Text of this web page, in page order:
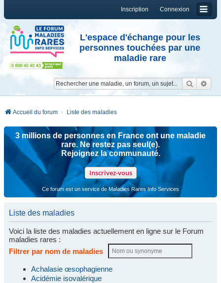
Connexion
Inscription
L'espace d'échange pour les
personnes touchées par une
maladie rare
Accueil du forum Liste des maladies
3 millions de personnes en France ont une maladie
rare. Ne restez pas seul(e).
Rejoignez la communauté.
Inscrivez-vous
Ce forum est un service de Maladies Rares Info Services
Liste des maladies
Voici la liste des maladies actuellement en ligne sur le Forum
maladies rares :
Filtrer par nom de maladies
Achalasie œsophagienne
Acidémie isovalérique